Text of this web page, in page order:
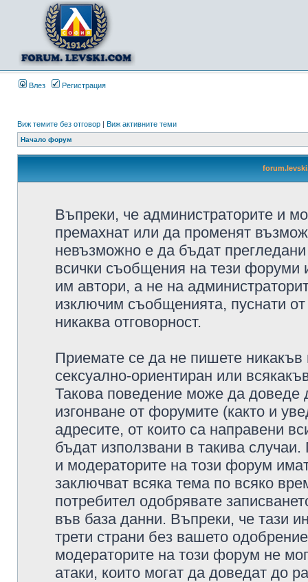
Влез Регистрация
Виж темите без отговор | Виж активните теми
Начало форум
Въпреки, че администраторите и
премахнат или да променят
невъзможно е да бъдат
всички съобщения на тези форуми
им автори, а не на
изключим съобщенията, пуснати
никаква отговорност.
Приемате се да не пишете никакъв
сексуално-ориентиран или
Такова поведение може да доведе
изгонване от форумите (както и
адресите, от които са направени
бъдат използвани в такива
и модераторите на този форум
заключват всяка тема по всяко
потребител одобрявате
във база данни. Въпреки, че тази
трети страни без вашето
модераторите на този форум не
атаки, които могат да доведат до